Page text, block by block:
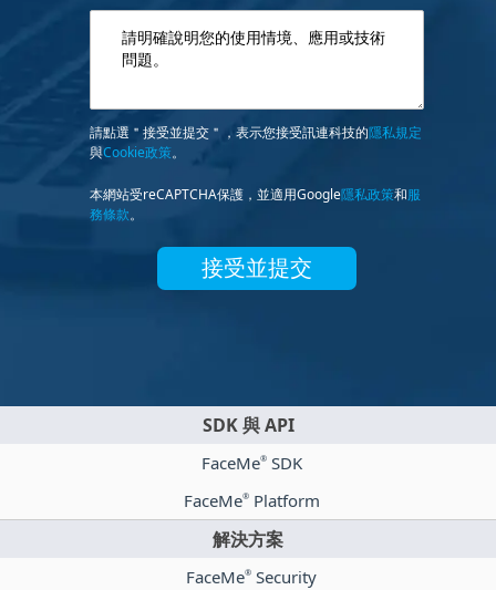
請點選＂接受並提交＂，表示您接受訊連科技的隱私規定
與Cookie政策。
本網站受reCAPTCHA保護，並適用Google隱私政策和服
務條款。
接受並提交
SDK 與 API
FaceMe®SDK
FaceMe®Platform
解決方案
FaceMe® Security